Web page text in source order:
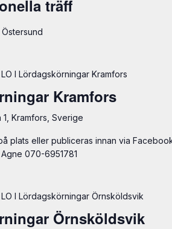
träff
LO I Lördagskörningar Kramfors
Kramfors
Kramfors, Sverige
plats eller publiceras innan via
Agne 070-6951781
LO I Lördagskörningar Örnsköldsvik
Örnsköldsvik